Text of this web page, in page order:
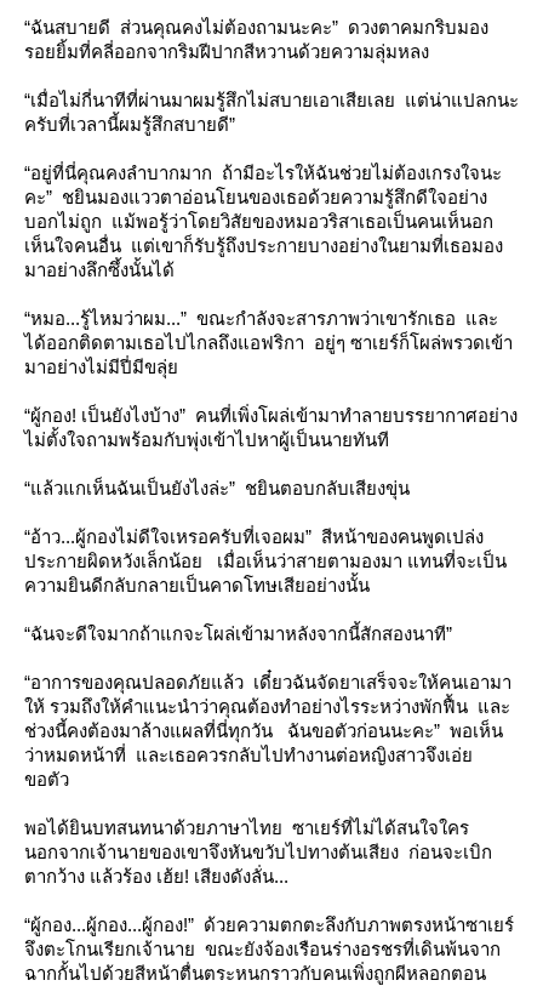
“ฉันสบายดี ส่วนคุณคงไม่ต้องถามนะคะ” ดวงตาคมกริบมอง
รอยยิ้มที่คลี่ออกจากริมฝีปากสีหวานด้วยความลุ่มหลง
“เมื่อไม่กี่นาทีที่ผ่านมาผมรู้สึกไม่สบายเอาเสียเลย แต่น่าแปลกนะ
ครับที่เวลานี้ผมรู้สึกสบายดี”
“อยู่ที่นี่คุณคงลำบากมาก ถ้ามีอะไรให้ฉันช่วยไม่ต้องเกรงใจนะ
คะ” ชยินมองแววตาอ่อนโยนของเธอด้วยความรู้สึกดีใจอย่าง
บอกไม่ถูก แม้พอรู้ว่าโดยวิสัยของหมอวริสาเธอเป็นคนเห็นอก
เห็นใจคนอื่น แต่เขาก็รับรู้ถึงประกายบางอย่างในยามที่เธอมอง
มาอย่างลึกซึ้งนั้นได้
“หมอ...รู้ไหมว่าผม...” ขณะกำลังจะสารภาพว่าเขารักเธอ และ
ได้ออกติดตามเธอไปไกลถึงแอฟริกา อยู่ๆ ซาเยร์ก็โผล่พรวดเข้า
มาอย่างไม่มีปี่มีขลุ่
“ผู้กอง! เป็นยังไงบ้าง” คนที่เพิ่งโผล่เข้ามาทำลายบรรยากาศอย่าง
ไม่ตั้งใจถามพร้อมกับพุ่งเข้าไปหาผู้เป็นนายทันที
“แล้วแกเห็นฉันเป็นยังไงล่ะ” ชยินตอบกลับเสียงขุ่น
“อ้าว...ผู้กองไม่ดีใจเหรอครับที่เจอผม” สีหน้าของคนพูดเปล่ง
ประกายผิดหวังเล็กน้อย เมื่อเห็นว่าสายตามองมา แทนที่จะเป็น
ความยินดีกลับกลายเป็นคาดโทษเสียอย่างนั้น
“ฉันจะดีใจมากถ้าแกจะโผล่เข้ามาหลังจากนี้สักสองนาที”
“อาการของคุณปลอดภัยแล้ว เดี๋ยวฉันจัดยาเสร็จจะให้คนเอามา
ห้ รวมถึงให้คำแนะนำว่าคุณต้องทำอย่างไรระหว่างพักฟื้น และ
ช่วงนี้คงต้องมาล้างแผลที่นี่ทุกวัน ฉันขอตัวก่อนนะคะ” พอเห็น
ว่าหมดหน้าที่ และเธอควรกลับไปทำงานต่อหญิงสาวจึงเอ่
ขอตัว
พอได้ยินบทสนทนาด้วยภาษาไทย ซาเยร์ที่ไม่ได้สนใจใคร
นอกจากเจ้านายของเขาจึงหันขวับไปทางต้นเสียง ก่อนจะเบิก
ตากว้าง แล้วร้อง เฮ้ย! เสียงดังลั่น...
“ผู้กอง...ผู้กอง...ผู้กอง!” ด้วยความตกตะลึงกับภาพตรงหน้าซาเยร์
จึงตะโกนเรียกเจ้านาย ขณะยังจ้องเรือนร่างอรชรที่เดินพ้นจาก
ฉากกั้นไปด้วยสีหน้าตื่นตระหนกราวกับคนเพิ่งถูกผีหลอกตอน